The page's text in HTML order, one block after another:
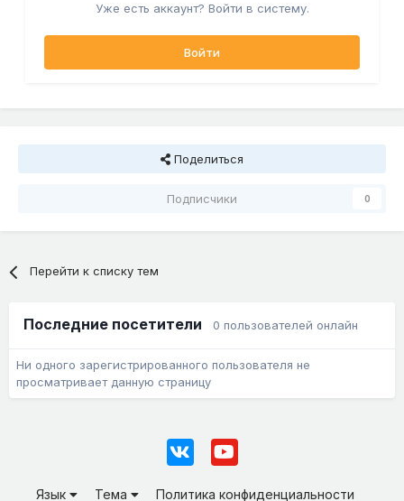
Уже есть аккаунт? Войти в систему.
Войти
Поделиться
Подписчики 0
Перейти к списку тем
Последние посетители 0 пользователей онлайн
Ни одного зарегистрированного пользователя не
просматривает данную страницу
Язык Тема Политика конфиденциальности